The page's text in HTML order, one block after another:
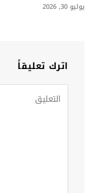
يوليو 30, 2026
اترك تعليقاً